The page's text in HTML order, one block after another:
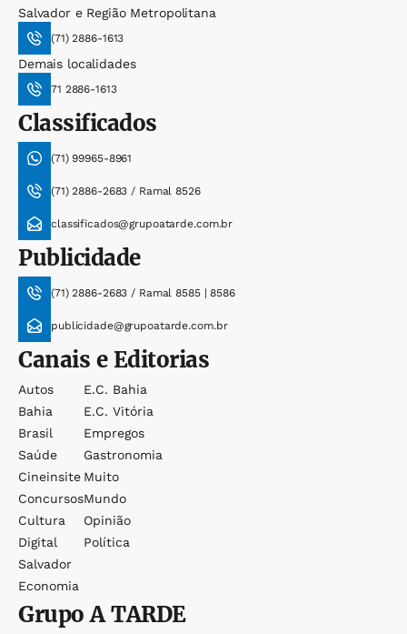
Salvador e Região Metropolitana
(71) 2886-1613
Demais localidades
71 2886-1613
Classificados
(71) 99965-8961
(71) 2886-2683 / Ramal 8526
classificados@grupoatarde.com.br
Publicidade
(71) 2886-2683 / Ramal 8585 | 8586
publicidade@grupoatarde.com.br
Canais e Editorias
Autos
Bahia
Brasil
Saúde
Cineinsite
Concursos
Cultura
Digital
Salvador
Economia
E.c. Bahia
E.c. Vitória
Empregos
Gastronomia
Muito
Mundo
Opinião
Política
GrupoA TARDE